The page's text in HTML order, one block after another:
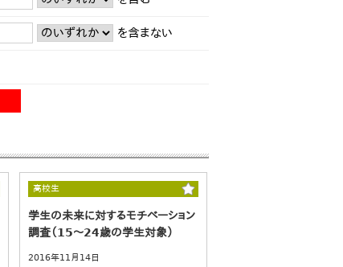
を含まない
高校生
学生の未来に対するモチベーション
調査（15～24歳の学生対象）
2016年11月14日